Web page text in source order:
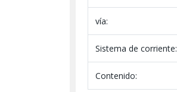
vía:
Sistema de corriente:
Contenido: